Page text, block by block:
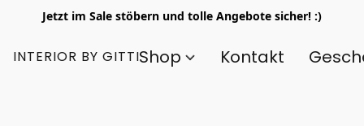
Jetzt im Sale stöbern und tolle Angebote sicher! :)
INTERIOR BY GITTIShop Kontakt